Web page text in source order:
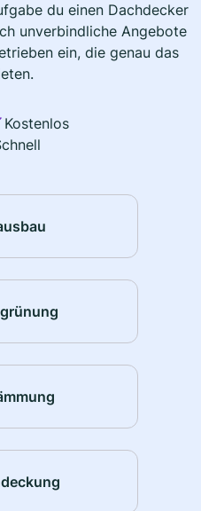
du einen Dachdecker
unverbindliche Angebote
ein, die genau das
Kostenlos